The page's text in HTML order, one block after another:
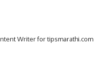
Writer for tipsmarathi.com